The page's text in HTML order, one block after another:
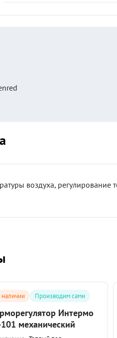
воздуха,
наличии Производим сами
Интермо
механический